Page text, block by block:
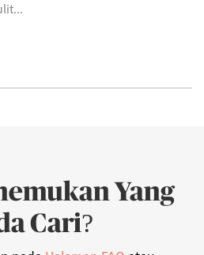
Yang
Cari?